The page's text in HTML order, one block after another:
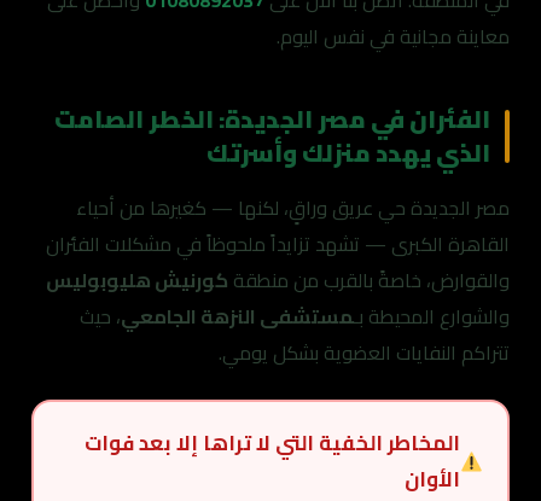
معاينة مجانية في نفس اليوم.
الفئران في مصر الجديدة: الخطر الصامت
الذي يهدد منزلك وأسرتك
مصر الجديدة حي عريق وراقٍ، لكنها — كغيرها من أحياء
القاهرة الكبرى — تشهد تزايداً ملحوظاً في مشكلات الفئران
والقوارض، خاصةً بالقرب من منطقةكورنيش هليوبوليس
والشوارع المحيطة بـمستشفى النزهة الجامعي، حيث
تتراكم النفايات العضوية بشكل يومي.
المخاطر الخفية التي لا تراها إلا بعد فوات
الأوان